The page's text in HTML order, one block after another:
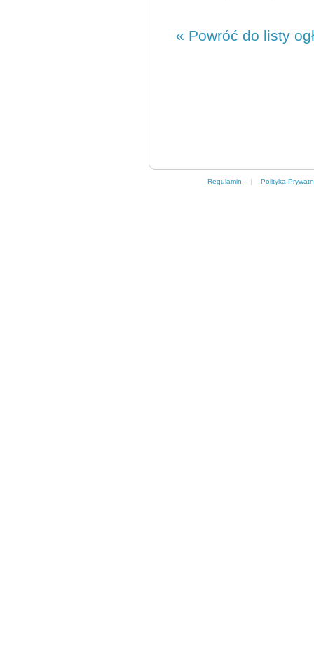
« Powróć do listy
Regulamin | Polityka